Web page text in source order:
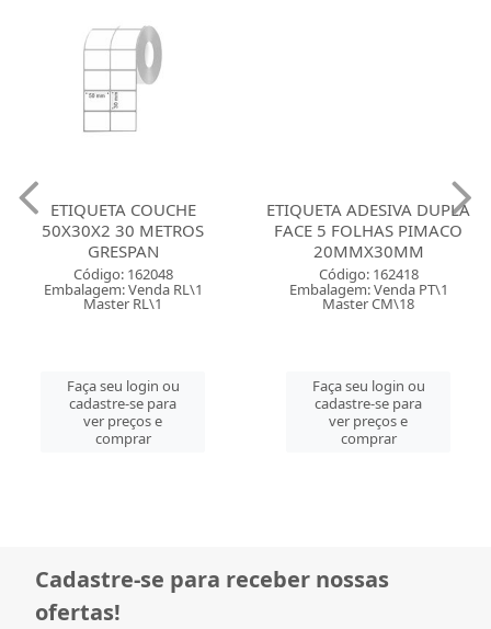
ETIQUETA COUCHE
50X30X2 30 METROS
GRESPAN
Código: 162048
Embalagem: Venda RL\1
Master RL\1
Faça seu login ou
cadastre-se para
ver preços e
comprar
ETIQUETA ADESIVA DUPLA
FACE 5 FOLHAS PIMACO
20MMX30MM
Código: 162418
Embalagem: Venda PT\1
Master CM\18
Faça seu login ou
cadastre-se para
ver preços e
comprar
Cadastre-se para receber nossas
ofertas!